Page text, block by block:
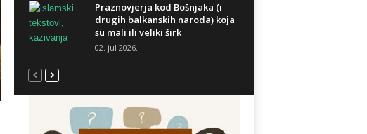
Praznovjerja kod Bošnjaka (i
drugih balkanskih naroda) koja
su mali ili veliki širk
02. jul 2026.